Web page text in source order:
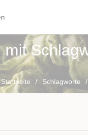
mit
Startseite / Schlagworte /